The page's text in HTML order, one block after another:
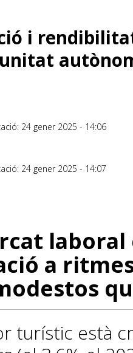
i
24 gener 2025 - 14:06
24 gener 2025 - 14:07
a
turístic està